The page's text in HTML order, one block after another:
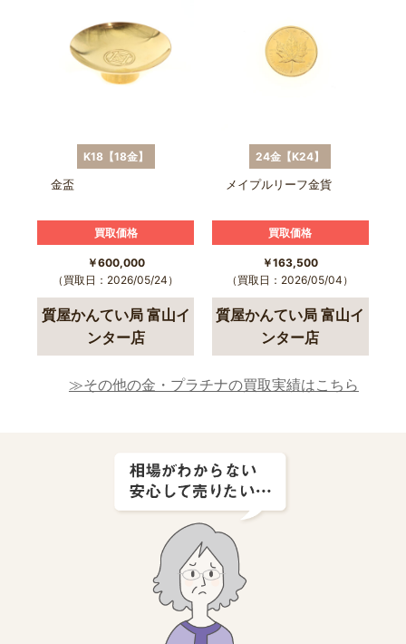
K18【18金】
金盃
買取価格
￥600,000
（買取日：2026/05/24）
質屋かんてい局 富山イ
ンター店
24金【K24】
メイプルリーフ金貨
買取価格
￥163,500
（買取日：2026/05/04）
質屋かんてい局 富山イ
ンター店
≫その他の金・プラチナの買取実績はこちら